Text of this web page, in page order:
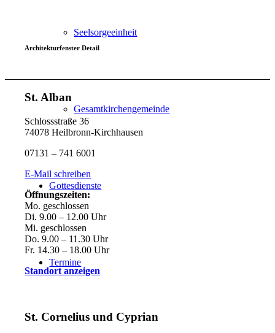
Seelsorgeeinheit
Gesamtkirchengemeinde
Gottesdienste
Termine
Architekturfenster Detail
St. Alban
Schlossstraße 36
74078 Heilbronn-Kirchhausen
07131 – 741 6001
E-Mail schreiben
Öffnungszeiten:
Mo. geschlossen
Di. 9.00 – 12.00 Uhr
Mi. geschlossen
Do. 9.00 – 11.30 Uhr
Fr. 14.30 – 18.00 Uhr
Standort anzeigen
St. Cornelius und Cyprian